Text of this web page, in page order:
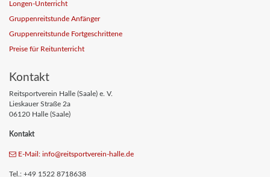
Longen-Unterricht
Gruppenreitstunde Anfänger
Gruppenreitstunde Fortgeschrittene
Preise für Reitunterricht
Kontakt
Reitsportverein Halle (Saale) e. V.
Lieskauer Straße 2a
06120 Halle (Saale)
Kontakt
E-Mail: info@reitsportverein-halle.de
Tel.: +49 1522 8718638